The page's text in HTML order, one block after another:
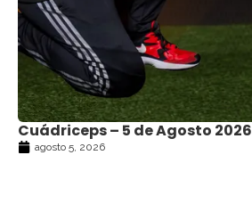
Cuádriceps – 5 de Agosto 2026
agosto 5, 2026